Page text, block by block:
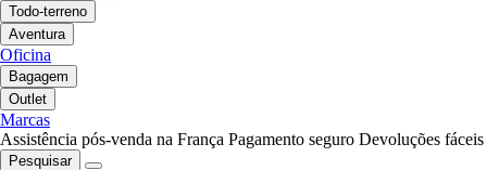
Todo-terreno
Aventura
Oficina
Bagagem
Outlet
Marcas
Assistência pós-venda na França Pagamento seguro Devoluções fáceis
Pesquisar